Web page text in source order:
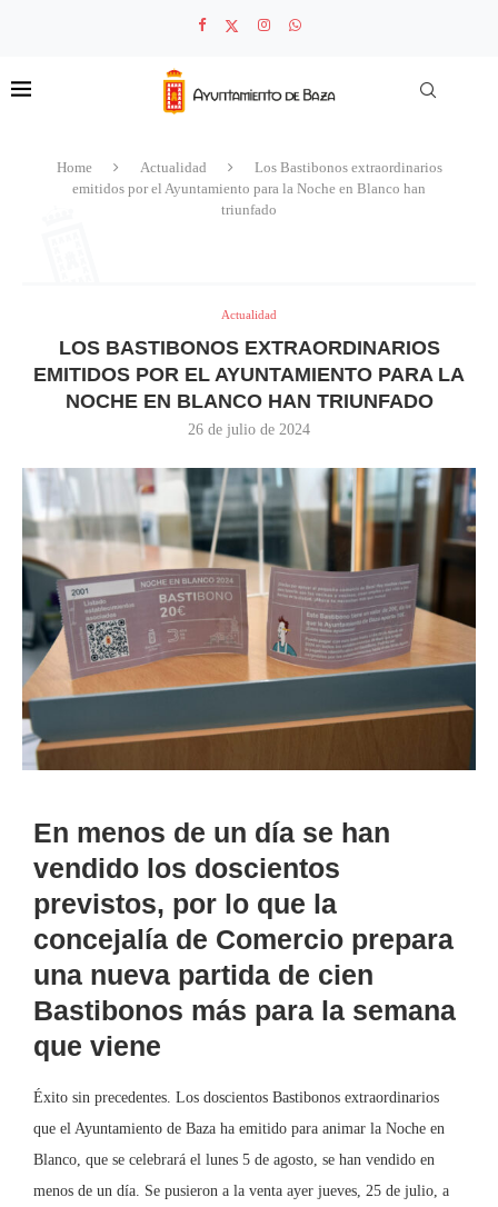
Home Actualidad
Los Bastibonos extraordinarios
emitidos por el Ayuntamiento para la Noche en Blanco han
triunfado
Actualidad
LOS BASTIBONOS EXTRAORDINARIOS
EMITIDOS POR EL AYUNTAMIENTO PARA LA
NOCHE EN BLANCO HAN TRIUNFADO
26 de julio de 2024
En menos de un día se han
vendido los doscientos
previstos, por lo que la
concejalía de Comercio prepara
una nueva partida de cien
Bastibonos más para la semana
que viene
Éxito sin precedentes. Los doscientos Bastibonos extraordinarios
que el Ayuntamiento de Baza ha emitido para animar la Noche en
Blanco, que se celebrará el lunes 5 de agosto, se han vendido en
menos de un día. Se pusieron a la venta ayer jueves, 25 de julio, a